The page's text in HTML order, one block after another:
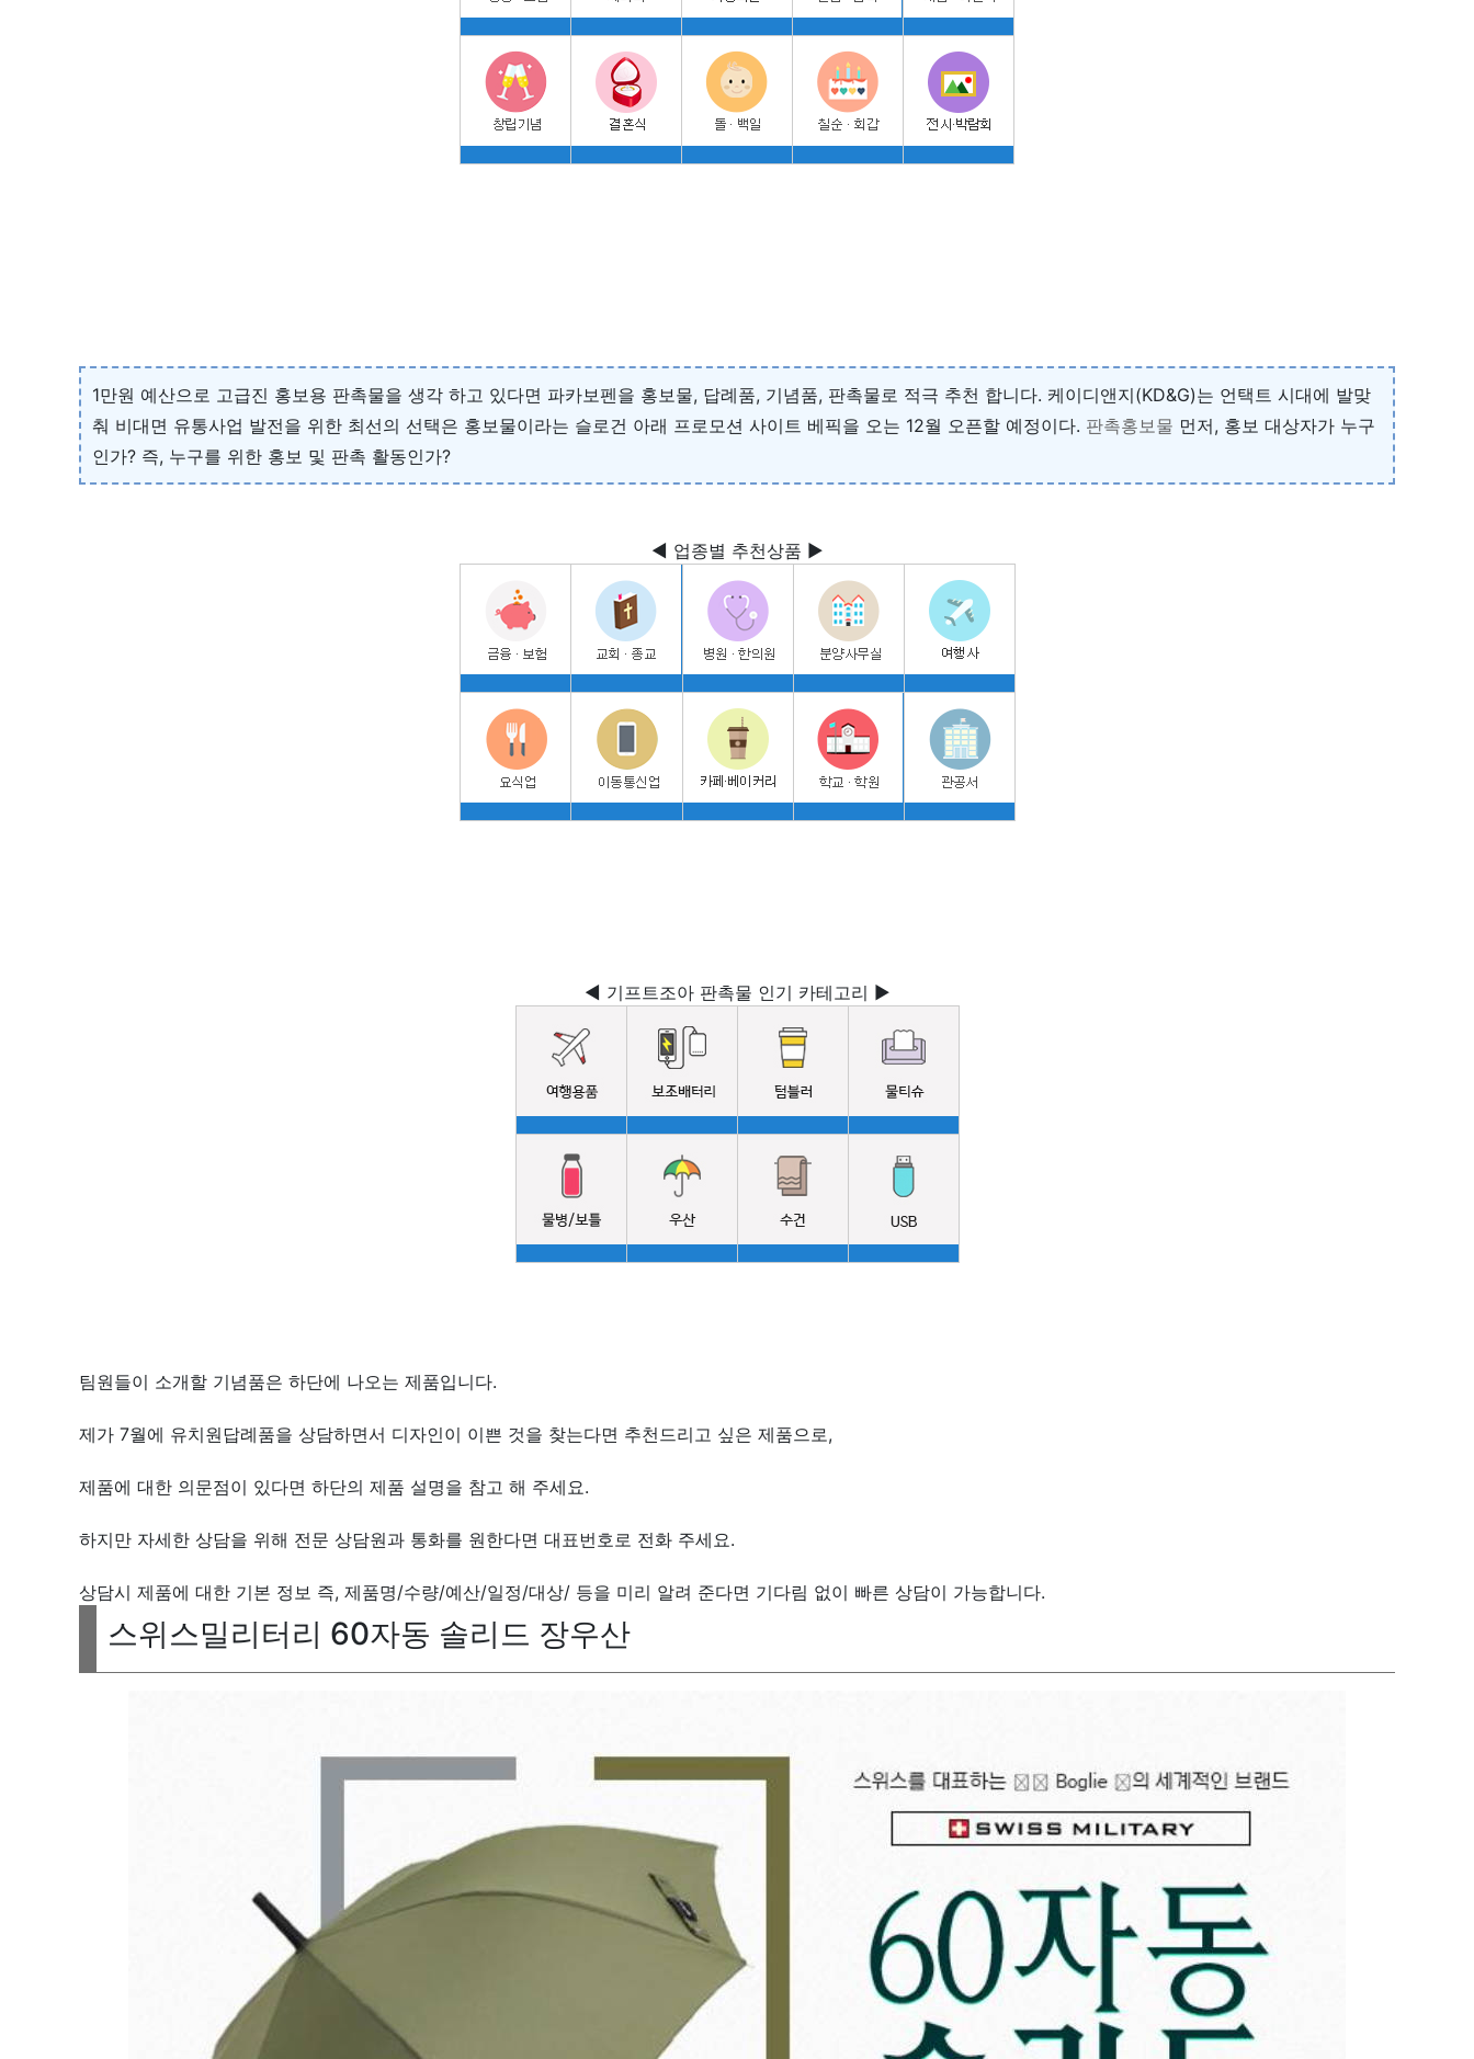
1만원 예산으로 고급진 홍보용 판촉물을 생각 하고 있다면 파카보펜을 홍보물, 답례품, 기념품, 판촉물로 적극 추천 합니다. 케이디앤지(KD&G)는 언택트 시대에 발맞
춰 비대면 유통사업 발전을 위한 최선의 선택은 홍보물이라는 슬로건 아래 프로모션 사이트 베픽을 오는 12월 오픈할 예정이다. 판촉홍보물 먼저, 홍보 대상자가 누구
인가? 즉, 누구를 위한 홍보 및 판촉 활동인가?
◀ 업종별 추천상품 ▶
◀ 기프트조아 판촉물 인기 카테고리 ▶
팀원들이 소개할 기념품은 하단에 나오는 제품입니다.
제가 7월에 유치원답례품을 상담하면서 디자인이 이쁜 것을 찾는다면 추천드리고 싶은 제품으로,
제품에 대한 의문점이 있다면 하단의 제품 설명을 참고 해 주세요.
하지만 자세한 상담을 위해 전문 상담원과 통화를 원한다면 대표번호로 전화 주세요.
상담시 제품에 대한 기본 정보 즉, 제품명/수량/예산/일정/대상/ 등을 미리 알려 준다면 기다림 없이 빠른 상담이 가능합니다.
스위스밀리터리 60자동 솔리드 장우산